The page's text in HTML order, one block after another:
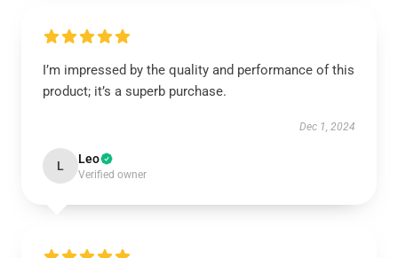
I’m impressed by the quality and performance of this
product; it’s a superb purchase.
Dec 1, 2024
L Leo
Verified owner